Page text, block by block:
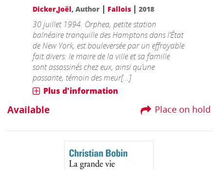
Dicker,Joël, Author | Fallois |2018
30 juillet 1994. Orphea, petite station
balnéaire tranquille des Hamptons dans l’État
de New York, est bouleversée par un effroyable
fait divers: le maire de la ville et sa famille
sont assassinés chez eux, ainsi qu’une
passante, témoin des meur[...]
Plus d'information
Place on hold
Available